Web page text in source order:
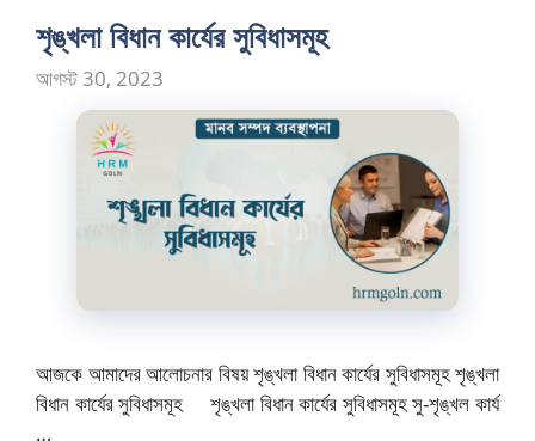
শৃঙ্খলা বিধান কার্যের সুবিধাসমূহ
আগস্ট 30, 2023
আজকে আমাদের আলোচনার বিষয় শৃঙ্খলা বিধান কার্যের সুবিধাসমূহ শৃঙ্খলা
বিধান কার্যের সুবিধাসমূহ শৃঙ্খলা বিধান কার্যের সুবিধাসমূহ সু-শৃঙ্খল কার্য
…